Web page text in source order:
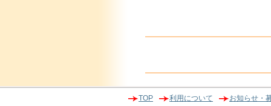
TOP 利用について お知らせ・